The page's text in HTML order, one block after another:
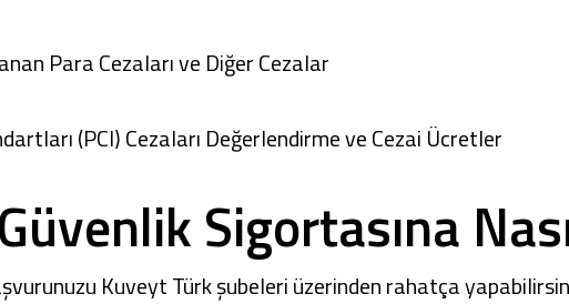
Para Cezaları ve Diğer Cezalar
(PCI) Cezaları Değerlendirme ve Cezai Ücretler
Sigortasına
Kuveyt Türk şubeleriüzerinden rahatça